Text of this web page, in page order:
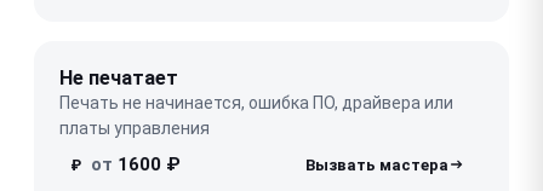
Не печатает
Печать не начинается, ошибка ПО, драйвера или
платы управления
₽ от 1600 ₽